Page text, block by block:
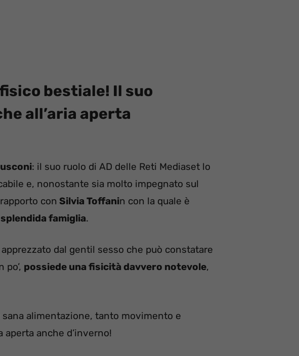
bestiale! Il suo
all’aria aperta
: il suo ruolo di AD delle Reti Mediaset lo
e, nonostante sia molto impegnato sul
con Silvia Toffanin con la quale è
famiglia.
dal gentil sesso che può constatare
possiede una fisicità davvero notevole,
alimentazione, tanto movimento e
aperta anche d’inverno!